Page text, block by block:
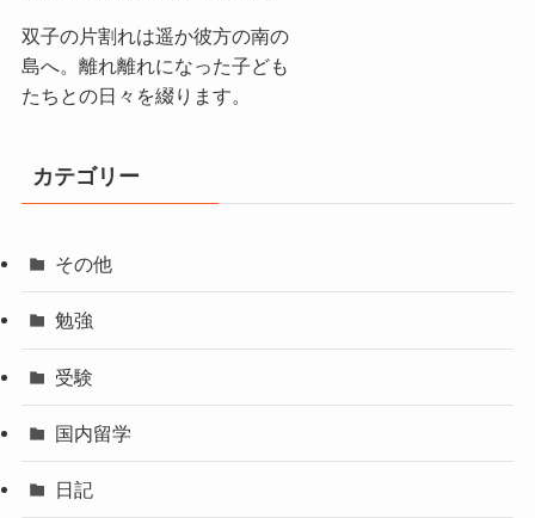
双子の片割れは遥か彼方の南の
島へ。離れ離れになった子ども
たちとの日々を綴ります。
カテゴリー
その他
勉強
受験
国内留学
日記